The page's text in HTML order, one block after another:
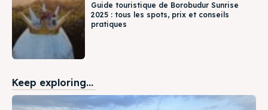
Guide touristique de Borobudur Sunrise
2025 : tous les spots, prix et conseils
pratiques
Keep exploring...